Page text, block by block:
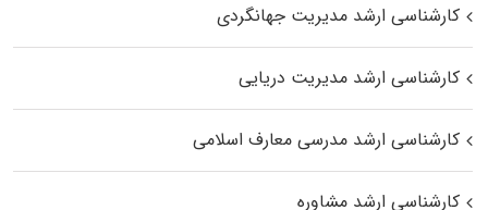
کارشناسی ارشد مدیریت جهانگردی
کارشناسی ارشد مدیریت دریایی
کارشناسی ارشد مدرسی معارف اسلامی
کارشناسی ارشد مشاوره